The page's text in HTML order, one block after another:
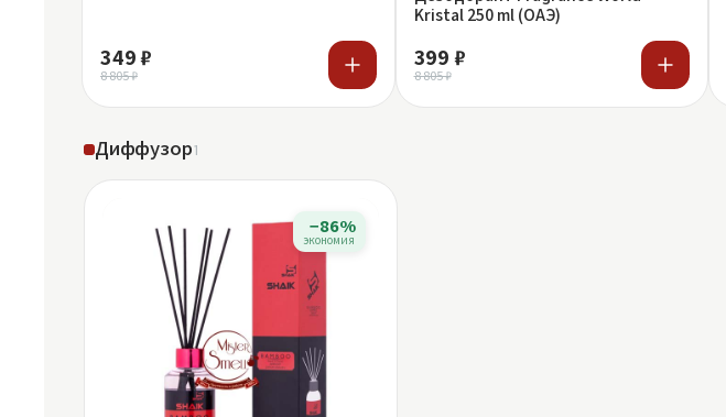
349 ₽
8 805 ₽
Kristal 250 ml (ОАЭ)
399 ₽
8 805 ₽
Диффузор1
−86%
экономия